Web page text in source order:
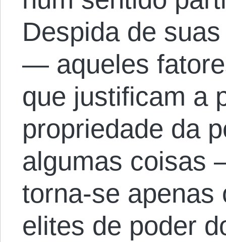
Despida de
— aqueles
que justificam a
propriedade da
algumas coisas
torna-se apenas
elites de poder